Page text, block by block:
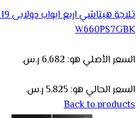
W660PS7GBK
السعر الأصلي هو: 6,682 ر.س.
السعر الحالي هو: 5,825 ر.س.
Back to products